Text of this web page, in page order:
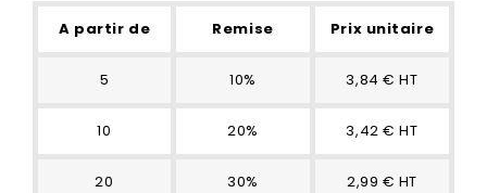
A partir de Remise Prix unitaire
5 10% 3,84 € HT
10 20% 3,42 € HT
20 30% 2,99 € HT